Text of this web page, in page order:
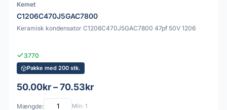
Kemet
C1206C470J5GAC7800
Keramisk kondensator C1206C470J5GAC7800 47pf 50V 1206
3770
Pakke med 200 stk.
50.00kr – 70.53kr
Mængde: Min: 1